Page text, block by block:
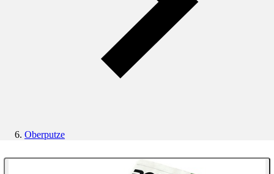
Oberputze